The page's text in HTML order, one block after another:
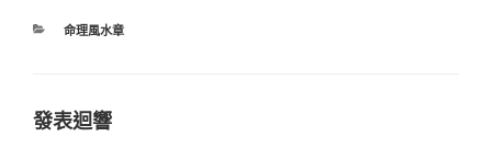
分
命理風水章
發表迴響